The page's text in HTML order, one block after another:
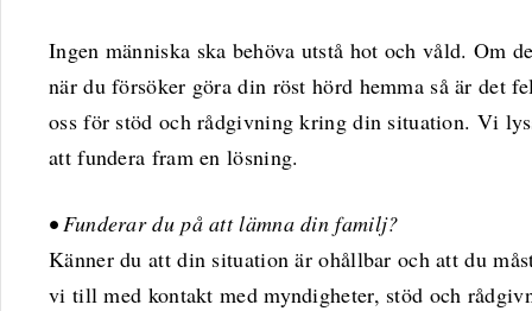
Ingen människa ska behöva utstå hot och våld. Om
när du försöker göra din röst hörd hemma så är det
oss för stöd och rådgivning kring din situation. Vi
att fundera fram en lösning.
• Funderar du på att lämna din familj?
Känner du att din situation är ohållbar och att du
vi till med kontakt med myndigheter, stöd och